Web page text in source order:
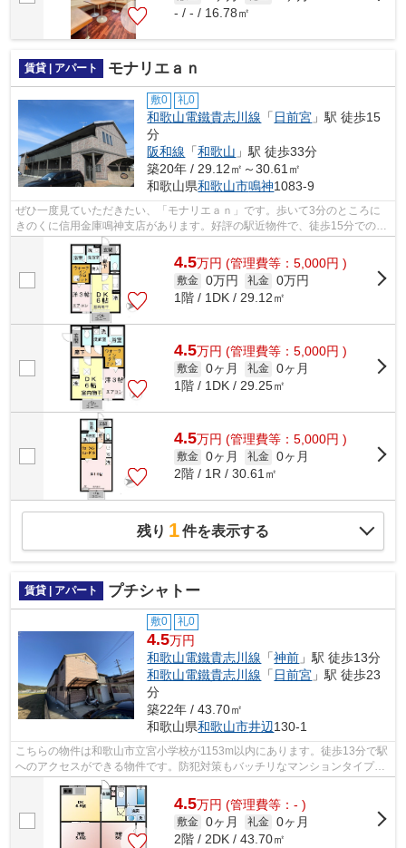
- / - / 16.78㎡
賃貸 | アパート モナリエａｎ
敷0 礼0
和歌山電鐵貴志川線 「 日前宮 」駅 徒歩15
分
阪和線 「和歌山 」駅 徒歩33分
築20年 / 29.12㎡～30.61㎡
和歌山県和歌山市鳴神1083-9
ぜひ一度見ていただきたい、「モナリエａｎ」です。歩いて3分のところに
きのくに信用金庫鳴神支店があります。好評の駅近物件で、徒歩15分でのア
クセスが可能です。こちらの物件はアパ...
4.5万円 (管理費等：5,000円 )
敷金 0万円 礼金 0万円
1階 / 1DK / 29.12㎡
4.5万円 (管理費等：5,000円 )
敷金 0ヶ月 礼金 0ヶ月
1階 / 1DK / 29.25㎡
4.5万円 (管理費等：5,000円 )
敷金 0ヶ月 礼金 0ヶ月
2階 / 1R / 30.61㎡
残り 1件を表示する
賃貸 | アパート プチシャトー
敷0 礼0
4.5万円
和歌山電鐵貴志川線 「神前 」駅 徒歩13分
和歌山電鐵貴志川線 「 日前宮 」駅 徒歩23
分
築22年 / 43.70㎡
和歌山県和歌山市井辺130-1
こちらの物件は和歌山市立宮小学校が1153m以内にあります。徒歩13分で駅
へのアクセスができる物件です。防犯対策もバッチリなマンションタイプの
物件です。様々な物件をご紹介しており...
4.5万円 (管理費等：- )
敷金 0ヶ月 礼金 0ヶ月
2階 / 2DK / 43.70㎡